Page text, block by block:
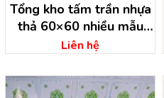
Tổng kho tấm trần nhựa
thả 60×60 nhiều mẫu
đẹp
Liên hệ